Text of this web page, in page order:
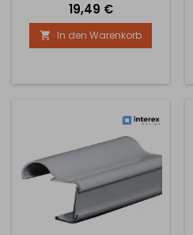
Dicke von 18 mm
ausgelegt.Die Borsten für
diese Schiene sind
verschiebbar.
Preis
19,49 €
 In den Warenkorb